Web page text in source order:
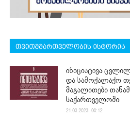
თვითმმართველობის ისტორია
ინიციატივა
და სამოქალაქო
მაგალითები
საქართველოში
21.03.2023. 00:12